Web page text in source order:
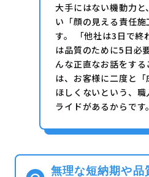
大手にはない機動力
い「顔の見える責任
す。 「他社は3日で終
は品質のために5日必
んな正直なお話をす
は、お客様に二度と
ほしくないという、
ライドがあるからです。
無理な短納期や品